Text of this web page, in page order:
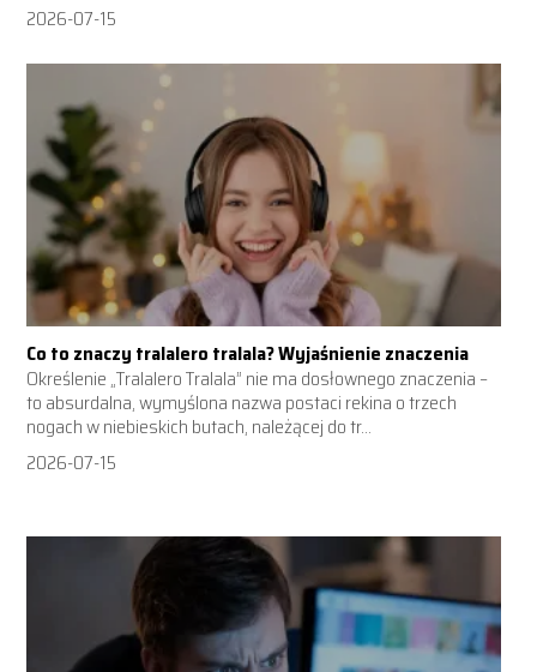
2026-07-15
Co to znaczy tralalero tralala? Wyjaśnienie znaczenia
Określenie „Tralalero Tralala” nie ma dosłownego znaczenia –
to absurdalna, wymyślona nazwa postaci rekina o trzech
nogach w niebieskich butach, należącej do tr...
2026-07-15